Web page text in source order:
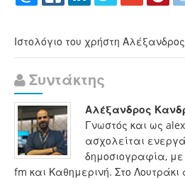
Ιστολόγιο του χρήστη
Συντάκτης
Αλέξανδρος
Γνωστός και ως
ασχολείται
δημοσιογραφία,
fm και Καθημερινή. Στο Λουτράκι